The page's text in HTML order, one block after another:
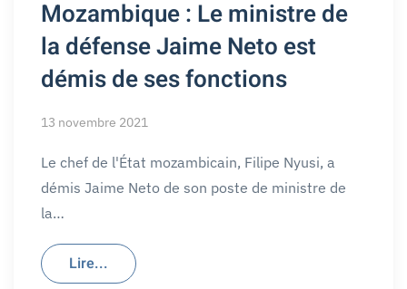
Mozambique : Le ministre de
la défense Jaime Neto est
démis de ses fonctions
13 novembre 2021
Le chef de l'État mozambicain, Filipe Nyusi, a
démis Jaime Neto de son poste de ministre de
la…
Lire...